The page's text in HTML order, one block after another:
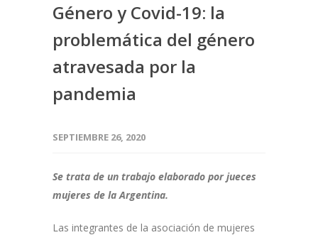
Género y Covid-19: la
problemática del género
atravesada por la
pandemia
SEPTIEMBRE 26, 2020
Se trata de un trabajo elaborado por jueces
mujeres de la Argentina.
Las integrantes de la asociación de mujeres